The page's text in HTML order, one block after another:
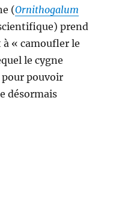
(Ornithogalum
prend
à « camoufler le
le cygne
pouvoir
désormais